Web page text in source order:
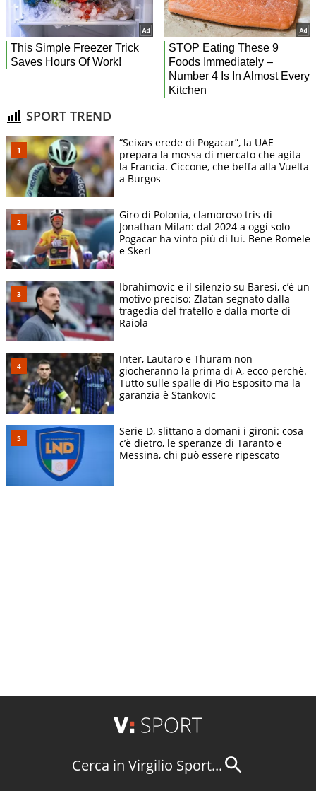
SPORT TREND
“Seixas erede di Pogacar”, la UAE
prepara la mossa di mercato che agita
la Francia. Ciccone, che beffa alla Vuelta
a Burgos
Giro di Polonia, clamoroso tris di
Jonathan Milan: dal 2024 a oggi solo
Pogacar ha vinto più di lui. Bene Romele
e Skerl
Ibrahimovic e il silenzio su Baresi, c’è un
motivo preciso: Zlatan segnato dalla
tragedia del fratello e dalla morte di
Raiola
Inter, Lautaro e Thuram non
giocheranno la prima di A, ecco perchè.
Tutto sulle spalle di Pio Esposito ma la
garanzia è Stankovic
Serie D, slittano a domani i gironi: cosa
c’è dietro, le speranze di Taranto e
Messina, chi può essere ripescato
Cerca in Virgilio Sport...